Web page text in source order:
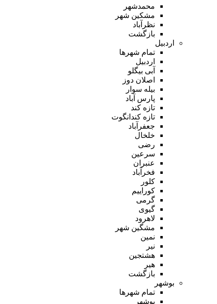
محمدشهر
مشکین شهر
نظرآباد
بازگشت
اردبیل
تمام شهر‌ها
اردبیل
آبی بیگلو
اصلان دوز
بیله سوار
پارس آباد
تازه کند
تازه کندانگوت
جعفرآباد
خلخال
رضی
سرعین
عنبران
فخرآباد
کلور
کوراییم
گرمی
گیوی
لاهرود
مشگین شهر
نمین
نیر
هشتجین
هیر
بازگشت
بوشهر
تمام شهر‌ها
بوشهر